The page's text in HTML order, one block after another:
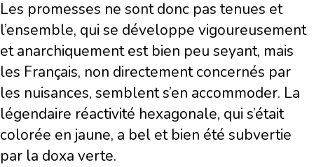
Les promesses ne sont donc pas tenues et
l’ensemble, qui se développe vigoureusement
et anarchiquement est bien peu seyant, mais
les Français, non directement concernés par
les nuisances, semblent s’en accommoder. La
légendaire réactivité hexagonale, qui s’était
colorée en jaune, a bel et bien été subvertie
par la doxa verte.